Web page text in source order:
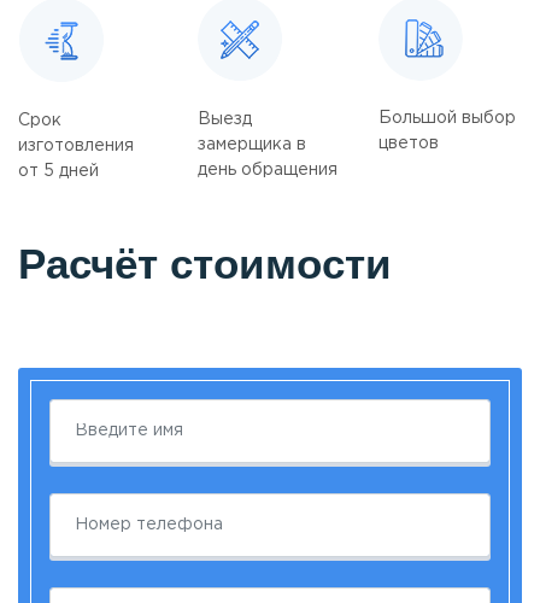
Срок
изготовления
от 5 дней
Выезд
замерщика в
день обращения
Большой выбор
цветов
Расчёт стоимости